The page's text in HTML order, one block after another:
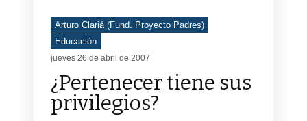
Arturo Clariá (Fund. Proyecto Padres)
Educación
jueves 26 de abril de 2007
¿Pertenecer tiene sus
privilegios?